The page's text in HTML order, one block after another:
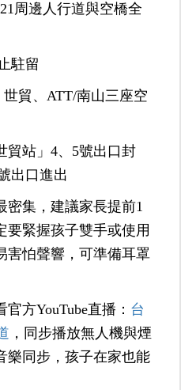
周邊人行道與空橋全
駐留
世貿、ATT/南山三座空
貿站」4、5號出口封
出口進出
密集，建議家長提前1
要緊握孩子雙手或使用
害怕聲響，可準備耳罩
方YouTube直播： 台
， 同步播放無人機與煙
樂同步，孩子在家也能